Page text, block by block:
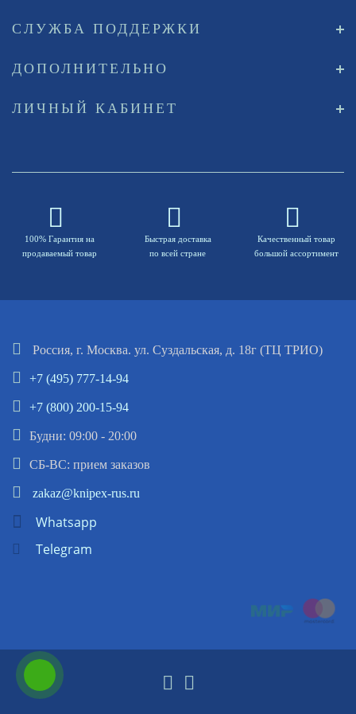
СЛУЖБА ПОДДЕРЖКИ
ДОПОЛНИТЕЛЬНО
ЛИЧНЫЙ КАБИНЕТ
100% Гарантия на
продаваемый товар
Быстрая доставка
по всей стране
Качественный товар
большой ассортимент
Россия, г. Москва. ул. Суздальская, д. 18г (ТЦ ТРИО)
+7 (495) 777-14-94
+7 (800) 200-15-94
Будни: 09:00 - 20:00
СБ-ВС: прием заказов
zakaz@knipex-rus.ru
Whatsapp
Telegram